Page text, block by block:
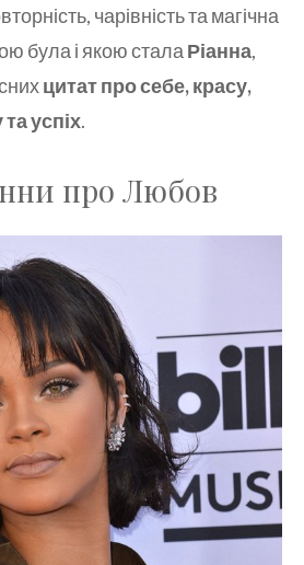
чарівність та магічна
була і якою стала Ріанна,
цитат про себе, красу,
успіх.
про Любов